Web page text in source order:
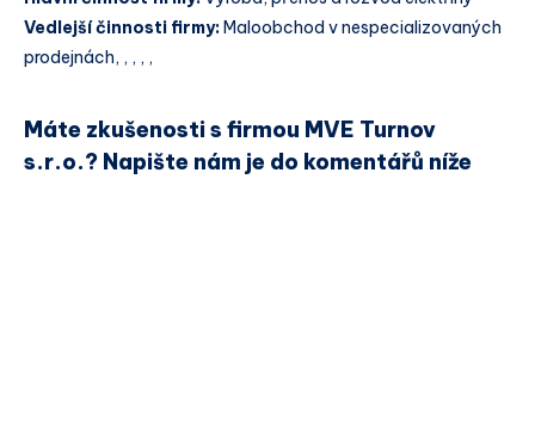
Vedlejší činnosti firmy:Maloobchod v nespecializovaných
prodejnách, , , , ,
Máte zkušenosti s firmou MVE Turnov
s.r.o.? Napište nám je do komentářů níže